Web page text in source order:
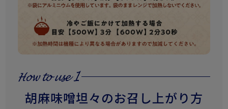
胡麻味噌坦々のお召し上がり方